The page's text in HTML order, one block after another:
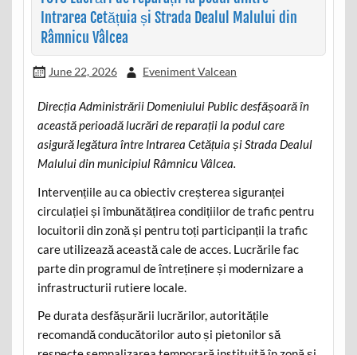
Intrarea Cetățuia și Strada Dealul Malului din
Râmnicu Vâlcea
June 22, 2026 Eveniment Valcean
Direcția Administrării Domeniului Public desfășoară în
această perioadă lucrări de reparații la podul care
asigură legătura între Intrarea Cetățuia și Strada Dealul
Malului din municipiul Râmnicu Vâlcea.
Intervențiile au ca obiectiv creșterea siguranței
circulației și îmbunătățirea condițiilor de trafic pentru
locuitorii din zonă și pentru toți participanții la trafic
care utilizează această cale de acces. Lucrările fac
parte din programul de întreținere și modernizare a
infrastructurii rutiere locale.
Pe durata desfășurării lucrărilor, autoritățile
recomandă conducătorilor auto și pietonilor să